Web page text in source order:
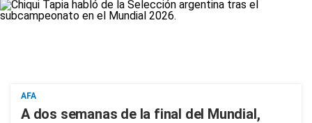
AFA
A dos semanas de la final del Mundial,